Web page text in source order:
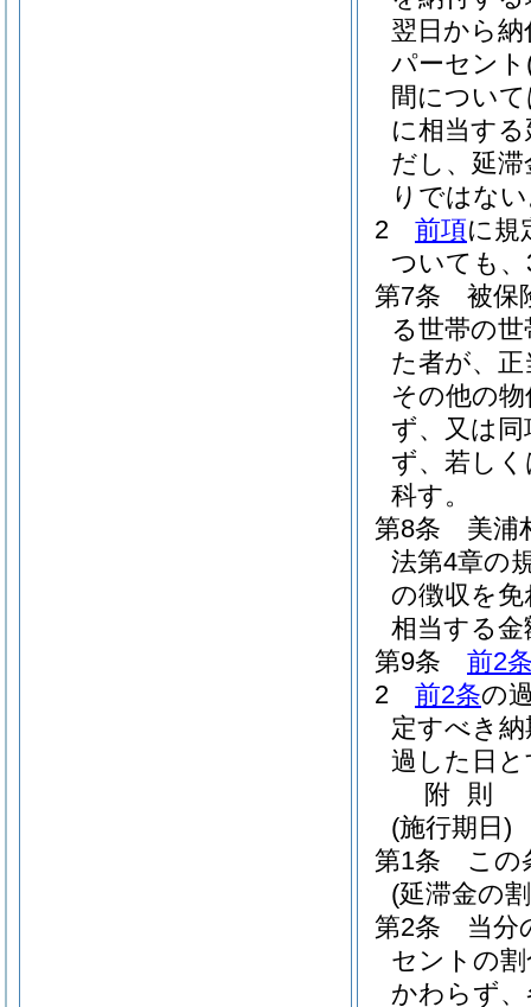
翌日から
パーセント
間につい
に相当す
だし、延
りではな
2
前項に規
ついても
第7条
被保
る世帯の
た者が、
その他の
ず、又は
ず、若し
科す。
第8条
美浦
法第4章の
の徴収を
相当する
第9条
前2
2
前2条の
定すべき
過した日
附 則
(施行期日)
第1条
この
(延滞金の
第2条
当分
セントの
かわらず